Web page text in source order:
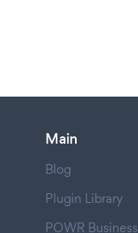
Main
Blog
Plugin Library
POWR Business